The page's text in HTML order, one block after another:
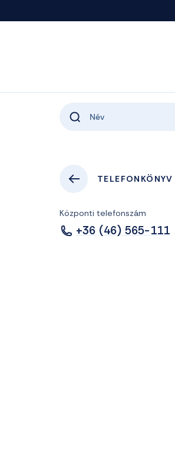
TELEFONKÖNYV
Központi telefonszám
+36 (46) 565-111